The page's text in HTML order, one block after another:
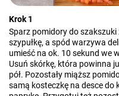
Krok 1
Sparz pomidory do
szypułkę, a spód warzywa
umieść na ok. 10 sekund we
Usuń skórkę, która powinna
pół. Pozostały miąższ
samą kosteczkę na desce do